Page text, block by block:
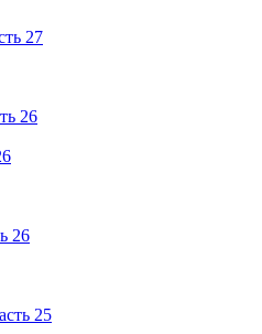
27
26
26
25